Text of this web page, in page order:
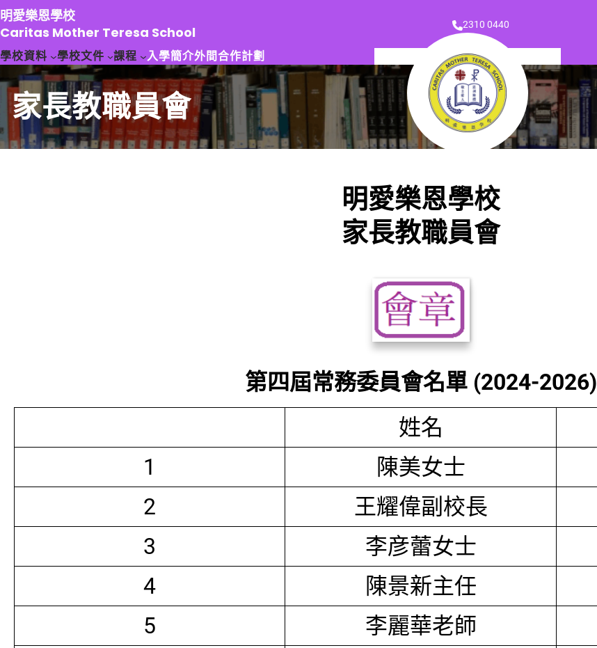
跳
至
主
要
容
明愛樂恩學校
Caritas Mother Teresa School
2310 0440
學校資料 學校文件 課程 入學簡介外間合作計劃
家長教職員會
明愛樂恩學校
家長教職員會
第四屆常務委員會名單 (2024-2026)
姓名
1
陳美女士
2
王耀偉副校長
3
李彦蕾女士
4
陳景新主任
5
李麗華老師